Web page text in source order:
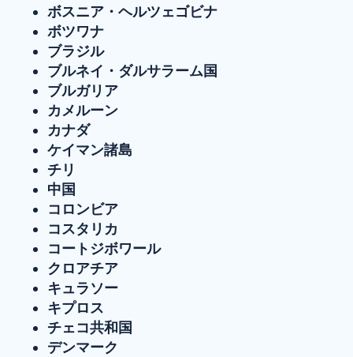
ボスニア・ヘルツェゴビナ
ボツワナ
ブラジル
ブルネイ・ダルサラーム国
ブルガリア
カメルーン
カナダ
ケイマン諸島
チリ
中国
コロンビア
コスタリカ
コートジボワール
クロアチア
キュラソー
キプロス
チェコ共和国
デンマーク